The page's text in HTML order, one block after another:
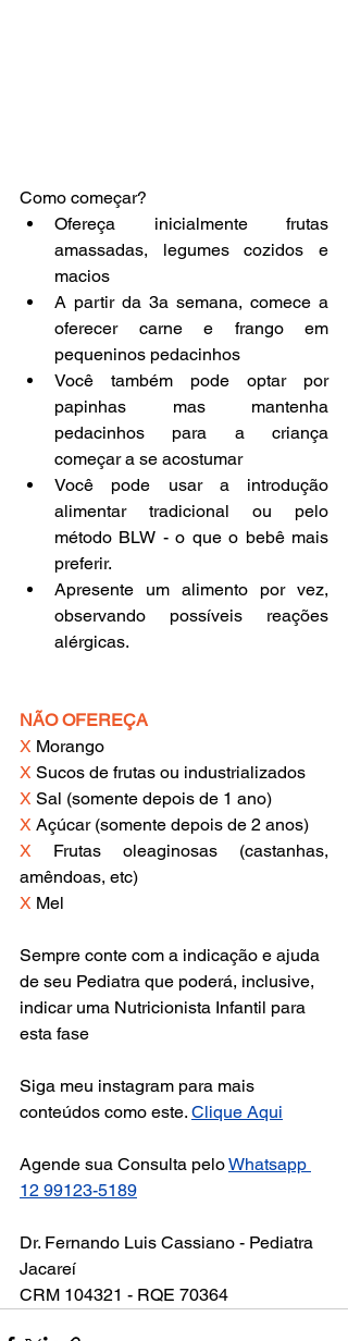
Como começar?
Ofereça inicialmente frutas
amassadas, legumes cozidos e
macios
A partir da 3a semana, comece a
oferecer carne e frango em
pequeninos pedacinhos
Você também pode optar por
papinhas mas mantenha
pedacinhos para a criança
começar a se acostumar
Você pode usar a introdução
alimentar tradicional ou pelo
método BLW - o que o bebê mais
preferir.
Apresente um alimento por vez,
observando possíveis reações
alérgicas.
NÃO OFEREÇA
X Morango
X Sucos de frutas ou industrializados
X Sal (somente depois de 1 ano)
X Açúcar (somente depois de 2 anos)
X Frutas oleaginosas (castanhas,
amêndoas, etc)
X Mel
Sempre conte com a indicação e ajuda
de seu Pediatra que poderá, inclusive,
indicar uma Nutricionista Infantil para
esta fase
Siga meu instagram para mais
conteúdos como este. Clique Aqui
Agende sua Consulta pelo Whatsapp
12 99123-5189
Dr. Fernando Luis Cassiano - Pediatra
Jacareí
CRM 104321 - RQE 70364